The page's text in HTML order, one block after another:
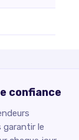
confiance
garantir le